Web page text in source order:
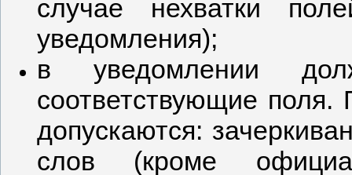
случае нехватки
уведомления);
в уведомлении
соответствующие
допускаются:
слов (кроме